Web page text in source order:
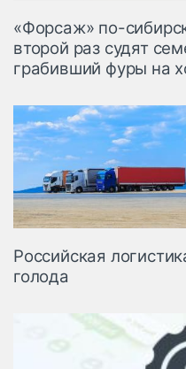
«Форсаж» по-
второй раз судят
грабивший фуры на
Российская
голода